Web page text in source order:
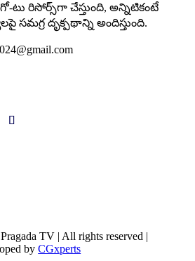
టు రిసోర్స్‌గా చేస్తుంది, అన్నిటికంటే
సమగ్ర దృక్పథాన్ని అందిస్తుంది.
TV | All rights reserved |
byCGxperts